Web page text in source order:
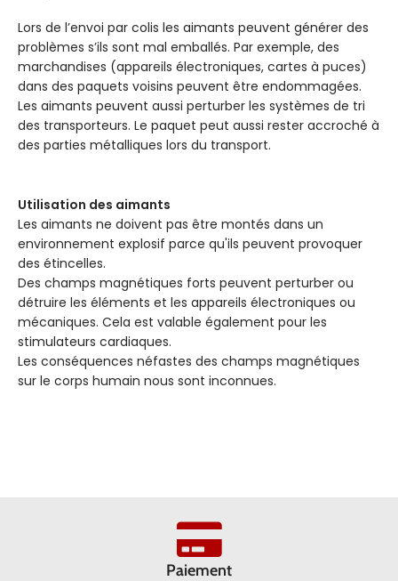
Lors de l’envoi par colis les aimants peuvent générer des
problèmes s’ils sont mal emballés. Par exemple, des
marchandises (appareils électroniques, cartes à puces)
dans des paquets voisins peuvent être endommagées.
Les aimants peuvent aussi perturber les systèmes de tri
des transporteurs. Le paquet peut aussi rester accroché à
des parties métalliques lors du transport.
Utilisation des aimants
Les aimants ne doivent pas être montés dans un
environnement explosif parce qu'ils peuvent provoquer
des étincelles.
Des champs magnétiques forts peuvent perturber ou
détruire les éléments et les appareils électroniques ou
mécaniques. Cela est valable également pour les
stimulateurs cardiaques.
Les conséquences néfastes des champs magnétiques
sur le corps humain nous sont inconnues.
Paiement